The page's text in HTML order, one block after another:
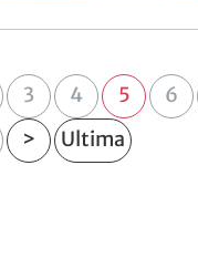
3 4 5 6
> Ultima